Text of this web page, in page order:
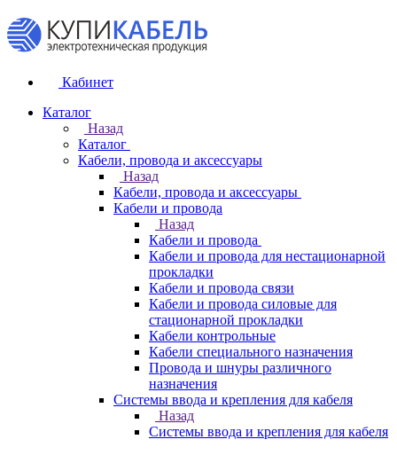
Кабинет
Каталог
Назад
Каталог
Кабели, провода и аксессуары
Назад
Кабели, провода и аксессуары
Кабели и провода
Назад
Кабели и провода
Кабели и провода для нестационарной
прокладки
Кабели и провода связи
Кабели и провода силовые для
стационарной прокладки
Кабели контрольные
Кабели специального назначения
Провода и шнуры различного
назначения
Системы ввода и крепления для кабеля
Назад
Системы ввода и крепления для кабеля